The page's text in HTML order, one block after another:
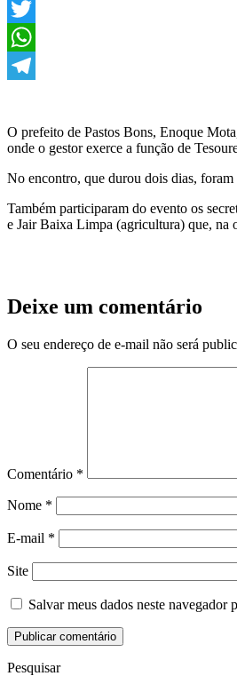
Facebook
Twitter
WhatsApp
O prefeito de Pastos Bons, Enoque
onde o gestor exerce a função de
No encontro, que durou dois dias, foram
Também participaram do evento os
e Jair Baixa Limpa (agricultura) que, na
Deixe um comentário
O seu endereço de e-mail não será
Comentário *
Nome *
E-mail *
Site
Salvar meus dados neste navegador
Pesquisar